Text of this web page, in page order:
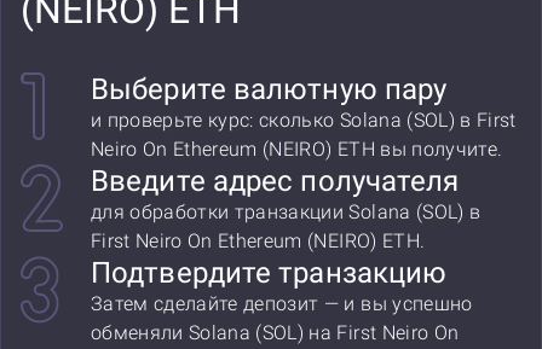
(NEIRO) ETH
Выберите валютную пару
и проверьте курс: сколько Solana (SOL) в First
Neiro On Ethereum (NEIRO) ETH вы получите.
Введите адрес получателя
для обработки транзакции Solana (SOL) в
First Neiro On Ethereum (NEIRO) ETH.
Подтвердите транзакцию
Затем сделайте депозит — и вы успешно
обменяли Solana (SOL) на First Neiro On